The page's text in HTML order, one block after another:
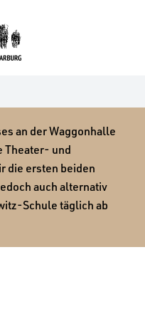
an der Waggonhalle
Theater- und
die ersten beiden
auch alternativ
Schule täglich ab